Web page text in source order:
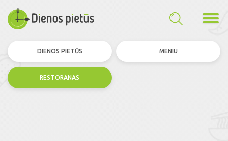
DIENOS PIETŪS MENIU
RESTORANAS